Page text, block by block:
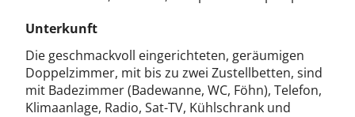
Unterkunft
Die geschmackvoll eingerichteten, geräumigen
Doppelzimmer, mit bis zu zwei Zustellbetten, sind
mit Badezimmer (Badewanne, WC, Föhn), Telefon,
Klimaanlage, Radio, Sat-TV, Kühlschrank und